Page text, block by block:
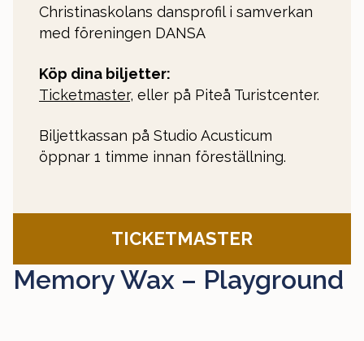
Memory Wax – Playground
Christinaskolans dansprofil i samverkan
med föreningen DANSA
Köp dina biljetter:
Ticketmaster, eller på Piteå Turistcenter.
Biljettkassan på Studio Acusticum
öppnar 1 timme innan föreställning.
TICKETMASTER